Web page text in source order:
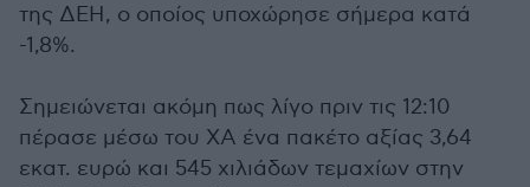
της ΔΕΗ, ο οποίος υποχώρησε σήμερα κατά
-1,8%.
Σημειώνεται ακόμη πως λίγο πριν τις 12:10
πέρασε μέσω του ΧΑ ένα πακέτο αξίας 3,64
εκατ. ευρώ και 545 χιλιάδων τεμαχίων στην